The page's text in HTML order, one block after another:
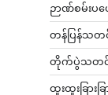
ဉာဏ်စမ်းပ
တန်ပြန်သတ
တိုက်ပွဲသတင်
ထူးထူးခြားခ